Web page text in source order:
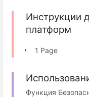
Инструкции
платформ
1 Page
Функция